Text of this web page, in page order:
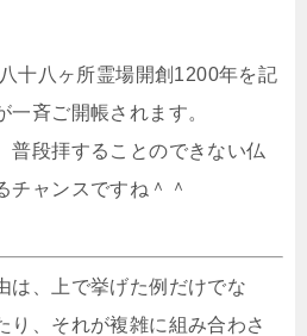
十八ヶ所霊場開創1200年を記
斉ご開帳されます。
普段拝することのできない仏
チャンスですね＾＾
は、上で挙げた例だけでな
り、それが複雑に組み合わさ